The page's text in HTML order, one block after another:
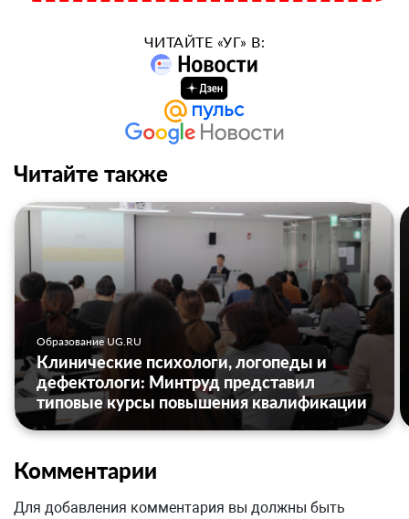
ЧИТАЙТЕ «УГ» В:
Читайте также
Образование UG.RU
Клинические психологи, логопеды и
дефектологи: Минтруд представил
типовые курсы повышения квалификации
Комментарии
Для добавления комментария вы должны быть